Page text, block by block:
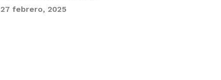
27 febrero, 2025